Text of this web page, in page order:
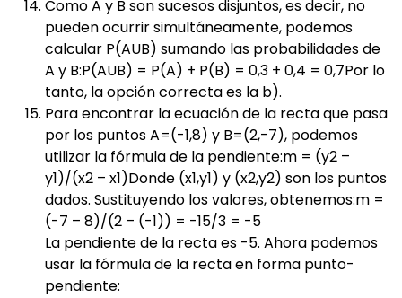
Como A y B son sucesos disjuntos, es decir, no
pueden ocurrir simultáneamente, podemos
calcular P(AUB) sumando las probabilidades de
A y B:P(AUB) = P(A) + P(B) = 0,3 + 0,4 = 0,7Por lo
tanto, la opción correcta es la b).
Para encontrar la ecuación de la recta que pasa
por los puntos A=(-1,8) y B=(2,-7), podemos
utilizar la fórmula de la pendiente:m = (y2 –
y1)/(x2 – x1)Donde (x1,y1) y (x2,y2) son los puntos
dados. Sustituyendo los valores, obtenemos:m =
(-7 – 8)/(2 – (-1)) = -15/3 = -5
La pendiente de la recta es -5. Ahora podemos
usar la fórmula de la recta en forma punto-
pendiente: